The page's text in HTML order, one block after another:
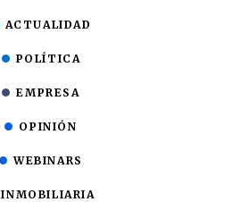
ACTUALIDAD
POLÍTICA
EMPRESA
OPINIÓN
WEBINARS
INMOBILIARIA